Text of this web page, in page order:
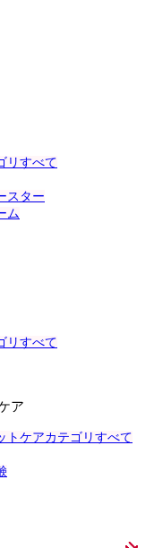
リすべて
スター
ム
リすべて
ア
トケアカテゴリすべて